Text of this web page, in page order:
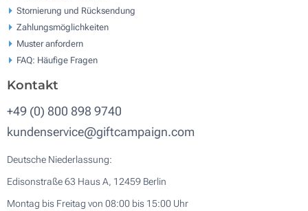
Stornierung und Rücksendung
Zahlungsmöglichkeiten
Muster anfordern
FAQ: Häufige Fragen
Kontakt
+49 (0) 800 898 9740
kundenservice@giftcampaign.com
Deutsche Niederlassung:
Edisonstraße 63 Haus A, 12459 Berlin
Montag bis Freitag von 08:00 bis 15:00 Uhr